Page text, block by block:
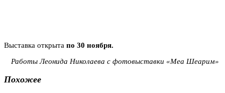
Выставка открыта по 30 ноября.
Работы Леонида Николаева с фотовыставки «Меа Шеарим»
Похожее